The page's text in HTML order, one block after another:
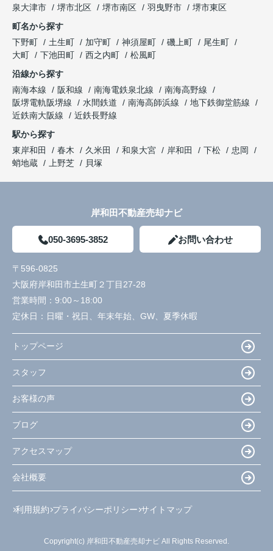
泉大津市
堺市北区 堺市南区 羽曳野市
堺市東区
町名から探す
下野町
土生町 加守町 神須屋町 磯上町
尾生町
大町
下池田町 西之内町
松風町
沿線から探す
南海本線
阪和線 南海電鉄泉北線
南海高野線
阪堺電軌阪堺線
水間鉄道 南海高師浜線
地下鉄御堂筋線
近鉄南大阪線
近鉄長野線
駅から探す
東岸和田
春木 久米田 和泉大宮 岸和田 下松
忠岡
蛸地蔵
上野芝 貝塚
岸和田不動産売却ナビ
050-3695-3852 お問い合わせ
〒596-0825
大阪府岸和田市土生町２丁目27-28
営業時間： 9:00～18:00
定休日： 日曜・祝日、年末年始、GW、夏季休暇
トップページ
スタッフ
お客様の声
ブログ
アクセスマップ
会社概要
利用規約 プライバシーポリシー サイトマップ
Copyright(c) 岸和田不動産売却ナビ All Rights Reserved.